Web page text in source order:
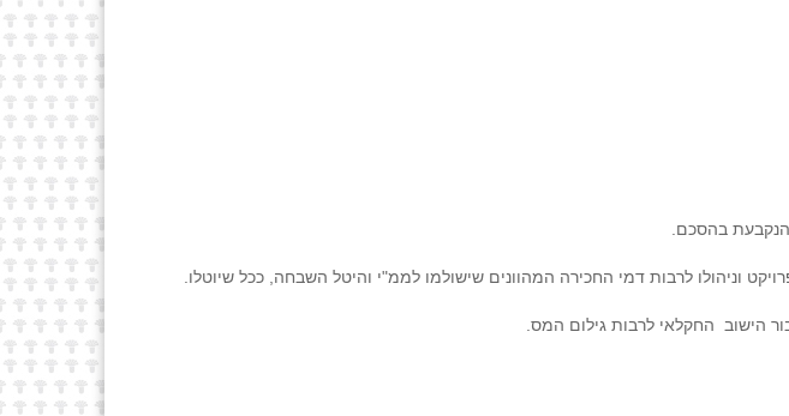
וניהולו לרבות דמי החכירה המהוונים שישולמו לממ"י והיטל השבחה, ככל שיוטלו.
הישוב החקלאי לרבות גילום המס.